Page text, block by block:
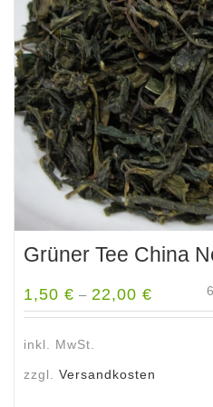
Optionen
können
auf
der
Produktseite
gewählt
werden
Grüner Tee China
1,50 € – 22,00 €
inkl. MwSt.
zzgl. Versandkosten